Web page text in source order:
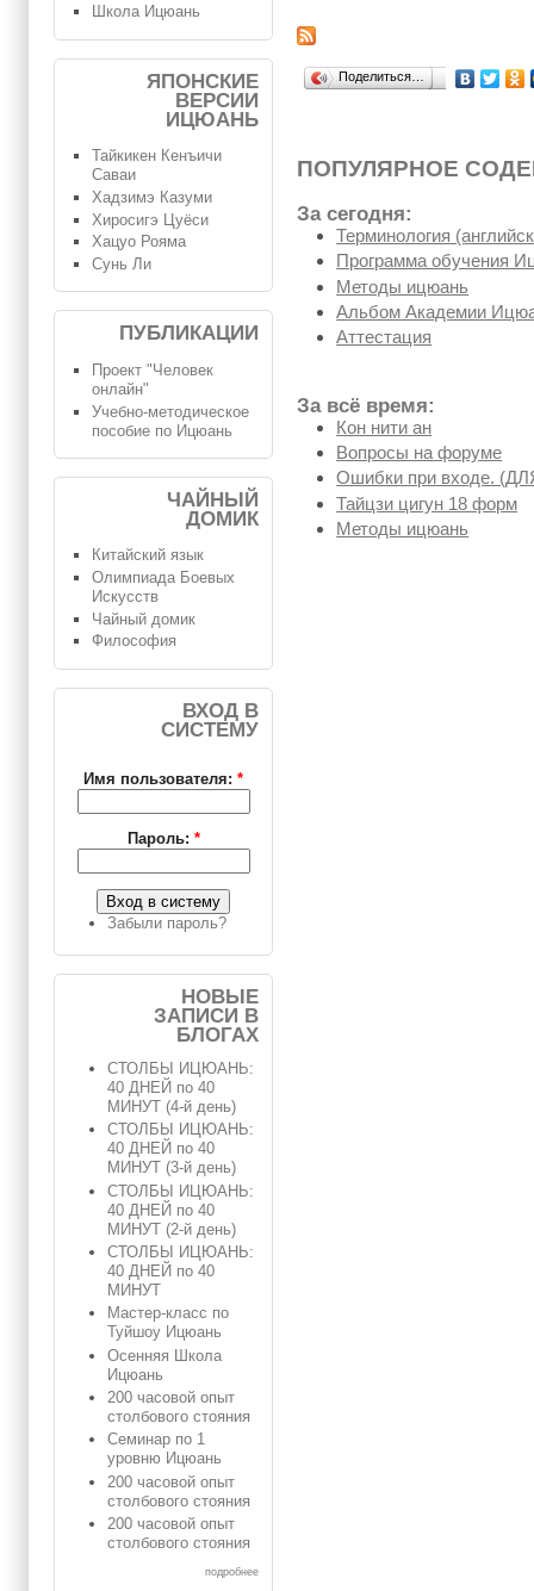
Поделиться…
ПОПУЛЯРНОЕ
За сегодня:
Терминология
Программа обучения
Методы ицюань
Альбом Академии
Аттестация
За всё время:
Кон нити ан
Вопросы на форуме
Ошибки при входе.
Тайцзи цигун 18 форм
Методы ицюань
Школа Ицюань
ЯПОНСКИЕ
ВЕРСИИ
ИЦЮАНЬ
Тайкикен Кенъичи
Саваи
Хадзимэ Казуми
Хиросигэ Цуёси
Хацуо Рояма
Сунь Ли
ПУБЛИКАЦИИ
Проект "Человек
онлайн"
Учебно-методическое
пособие по Ицюань
ЧАЙНЫЙ
ДОМИК
Китайский язык
Олимпиада Боевых
Искусств
Чайный домик
Философия
ВХОД В
СИСТЕМУ
Имя пользователя: *
Пароль: *
Забыли пароль?
НОВЫЕ
ЗАПИСИ В
БЛОГАХ
СТОЛБЫ ИЦЮАНЬ:
40 ДНЕЙ по 40
МИНУТ (4-й день)
СТОЛБЫ ИЦЮАНЬ:
40 ДНЕЙ по 40
МИНУТ (3-й день)
СТОЛБЫ ИЦЮАНЬ:
40 ДНЕЙ по 40
МИНУТ (2-й день)
СТОЛБЫ ИЦЮАНЬ:
40 ДНЕЙ по 40
МИНУТ
Мастер-класс по
Туйшоу Ицюань
Осенняя Школа
Ицюань
200 часовой опыт
столбового стояния
Семинар по 1
уровню Ицюань
200 часовой опыт
столбового стояния
200 часовой опыт
столбового стояния
подробнее